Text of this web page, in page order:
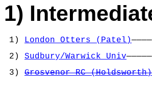
1)
1) London Otters (Patel)
2) Sudbury/Warwick Univ
3) Grosvenor RC (Holdsworth)